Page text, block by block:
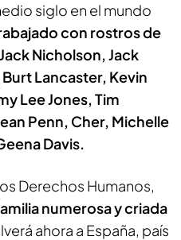
siglo en el mundo
con rostros de
Nicholson, Jack
Lancaster, Kevin
Lee Jones, Tim
Penn, Cher, Michelle
Davis.
Derechos Humanos,
numerosa y criada
ahora a España, país